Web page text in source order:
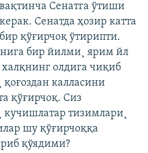
вақтинча Сенатга ўтиши
керак. Сенатда ҳозир катта
бир қўғирчоқ ўтирипти.
бир йилми¸ ярим йл
халқнинг олдига чиқиб
қоғоздан калласини
қўғирчоқ. Сиз
кучишлатар тизимлари¸
шу қўғирчоққа
қўядими?